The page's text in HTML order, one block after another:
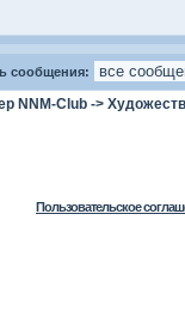
сообщения:
NNM-Club ->
Пользовательское